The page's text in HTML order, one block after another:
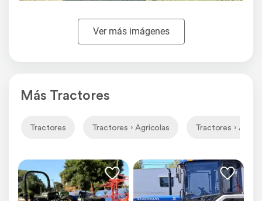
Ver más imágenes
Más Tractores
Tractores Tractores › Agricolas Tractores ›